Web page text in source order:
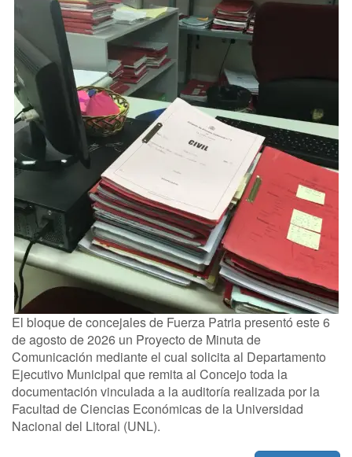
El bloque de concejales de Fuerza Patria presentó este 6
de agosto de 2026 un Proyecto de Minuta de
Comunicación mediante el cual solicita al Departamento
Ejecutivo Municipal que remita al Concejo toda la
documentación vinculada a la auditoría realizada por la
Facultad de Ciencias Económicas de la Universidad
Nacional del Litoral (UNL).